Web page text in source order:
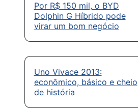
Por R$ 150 mil, o BYD
Dolphin G Híbrido pode
virar um bom negócio
Uno Vivace 2013:
econômico, básico e cheio
de história